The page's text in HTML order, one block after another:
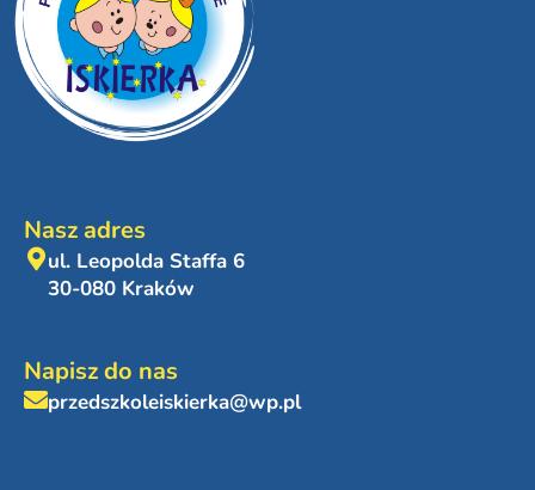
Nasz adres
ul. Leopolda Staffa 6
30-080 Kraków
Napisz do nas
przedszkoleiskierka@wp.pl